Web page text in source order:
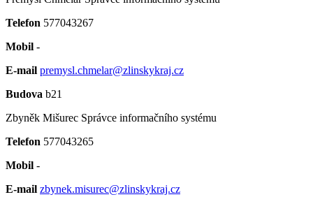
Telefon 577043267
Mobil -
E-mail premysl.chmelar@zlinskykraj.cz
Budova b21
Zbyněk Mišurec Správce informačního systému
Telefon 577043265
Mobil -
E-mail zbynek.misurec@zlinskykraj.cz